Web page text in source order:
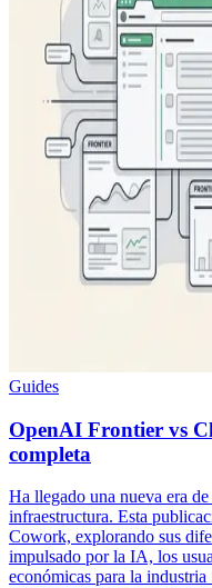
Guides
OpenAI Frontier vs
completa
Ha llegado una nueva era
infraestructura. Esta
Cowork, explorando sus
impulsado por la IA, los
económicas para la industria